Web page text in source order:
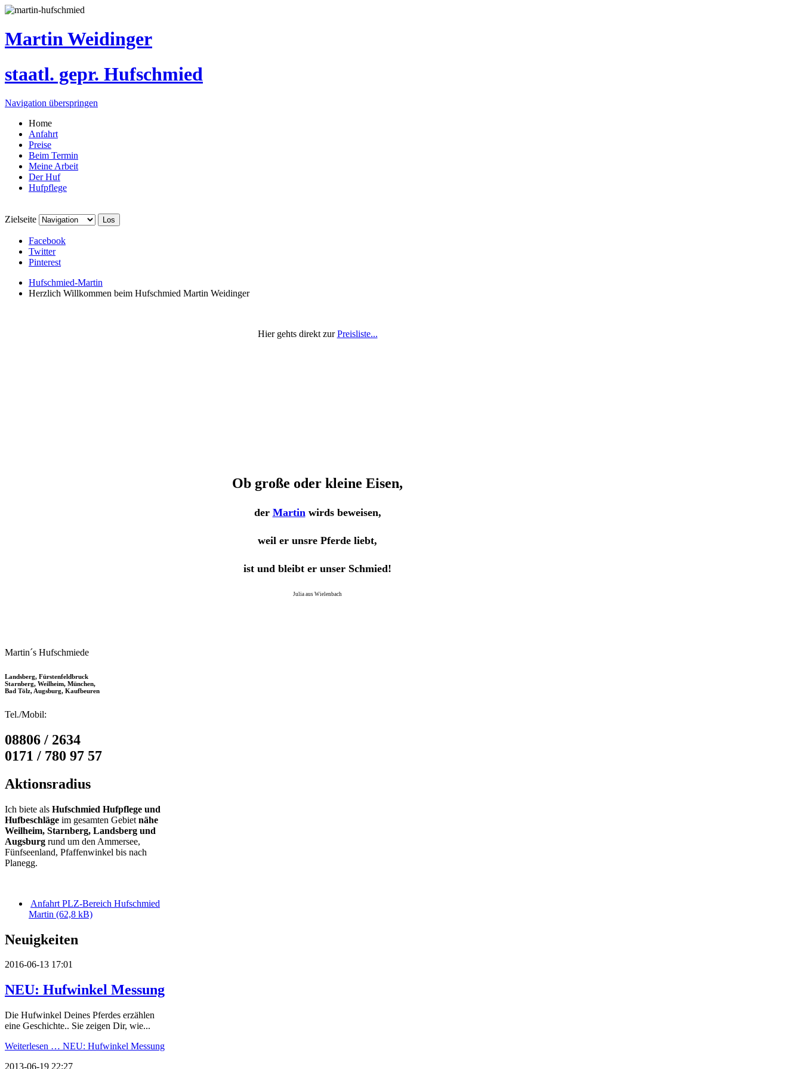
Martin Weidinger
staatl. gepr. Hufschmied
Navigation überspringen
Home
Anfahrt
Preise
Beim Termin
Meine Arbeit
Der Huf
Hufpflege
Zielseite
Facebook
Twitter
Pinterest
Hufschmied-Martin
Herzlich Willkommen beim Hufschmied Martin Weidinger
Hier gehts direkt zurPreisliste...
Ob große oder kleine Eisen,
der Martinwirds beweisen,
weil er unsre Pferde liebt,
ist und bleibt er unser Schmied!
Julia aus Wielenbach
Martin´s Hufschmiede
Landsberg, Fürstenfeldbruck
Starnberg, Weilheim, München,
Bad Tölz, Augsburg, Kaufbeuren
Tel./Mobil:
08806 / 2634
0171 / 780 97 57
Aktionsradius
Ich biete als Hufschmied Hufpflege und
Hufbeschläge im gesamten Gebiet nähe
Weilheim, Starnberg, Landsberg und
Augsburg rund um den Ammersee,
Fünfseenland, Pfaffenwinkel bis nach
Planegg.
Anfahrt PLZ-Bereich Hufschmied
Martin (62,8 kB)
Neuigkeiten
2016-06-13 17:01
NEU: Hufwinkel Messung
Die Hufwinkel Deines Pferdes erzählen
eine Geschichte.. Sie zeigen Dir, wie...
Weiterlesen … NEU: Hufwinkel Messung
2013-06-19 22:27